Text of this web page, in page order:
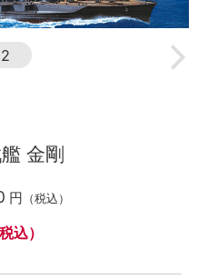
2
金剛
円 （税込）
税込）